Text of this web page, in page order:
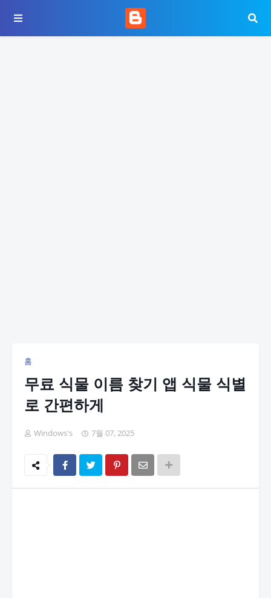
홈
무료 식물 이름 찾기 앱 식물 식별
로 간편하게
Windows's 7월 07, 2025